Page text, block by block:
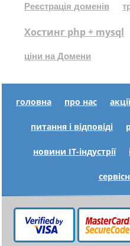
Реєстрація доменів
Хостинг php + mysql
ціни на Домени
головна про нас акції
питання і відповіді
новини IT-індустрії